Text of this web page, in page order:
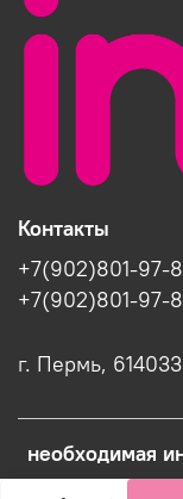
необходимая
Контакты
+7(902)801-97-
+7(902)801-97-
г. Пермь,